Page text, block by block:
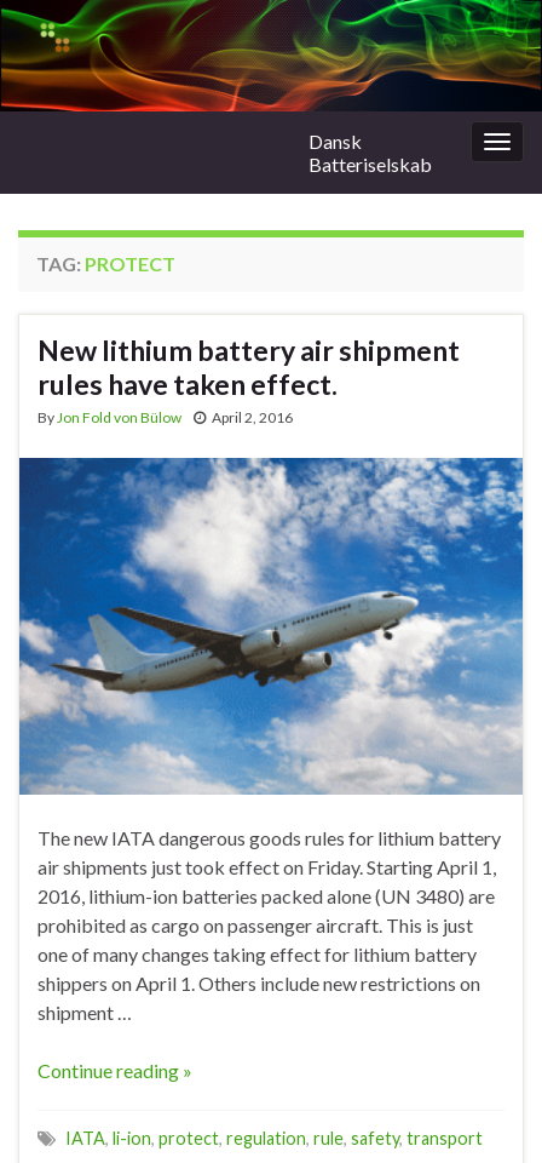
Dansk
Batteriselskab
TAG: PROTECT
New lithium battery air shipment
rules have taken effect.
ByJon Fold von Bülow April 2, 2016
The new IATA dangerous goods rules for lithium battery
air shipments just took effect on Friday. Starting April 1,
2016, lithium-ion batteries packed alone (UN 3480) are
prohibited as cargo on passenger aircraft. This is just
one of many changes taking effect for lithium battery
shippers on April 1. Others include new restrictions on
shipment …
Continue reading »
IATA, li-ion, protect, regulation, rule, safety, transport